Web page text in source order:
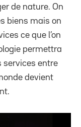
de nature. On
biens mais on
ce que l’on
permettra
services entre
devient